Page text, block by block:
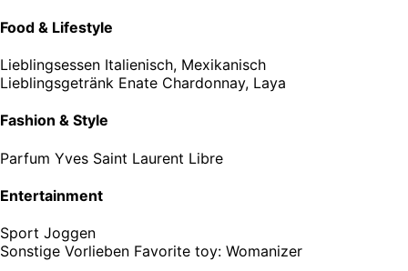
Food & Lifestyle
Lieblingsessen Italienisch, Mexikanisch
Lieblingsgetränk Enate Chardonnay, Laya
Fashion & Style
Parfum Yves Saint Laurent Libre
Entertainment
Sport Joggen
Sonstige Vorlieben Favorite toy: Womanizer